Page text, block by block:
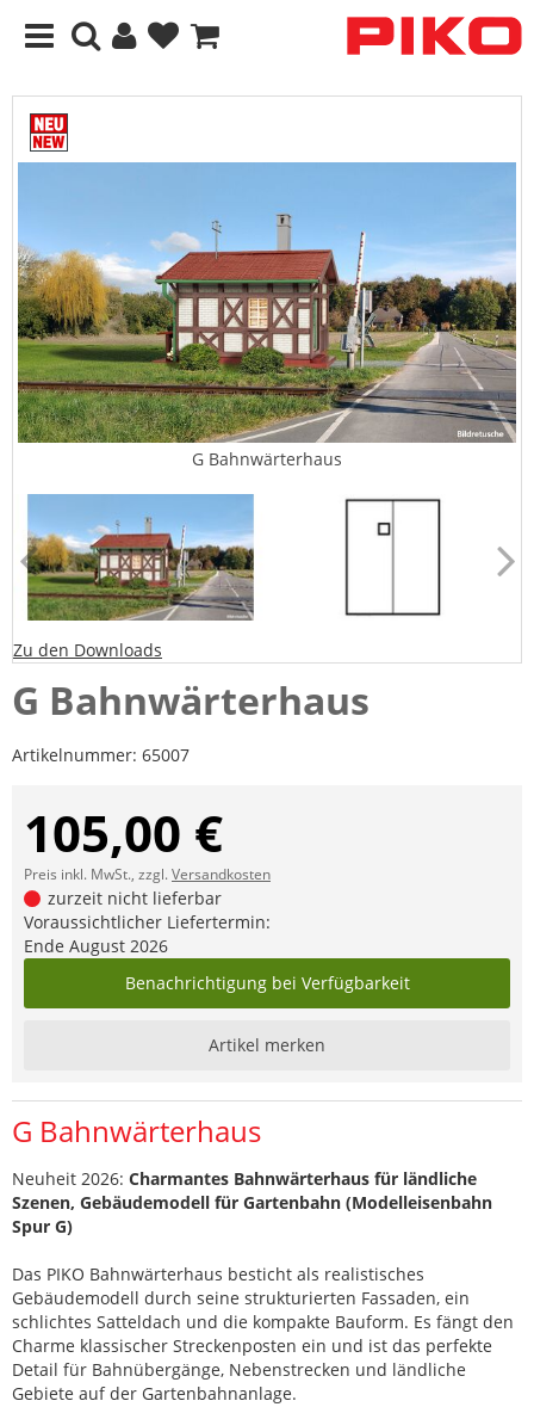
G Bahnwärterhaus
Zu den Downloads
G Bahnwärterhaus
Artikelnummer: 65007
105,00 €
Preis inkl. MwSt., zzgl.Versandkosten
zurzeit nicht lieferbar
Voraussichtlicher Liefertermin:
Ende August 2026
Benachrichtigung bei Verfügbarkeit
Artikel merken
G Bahnwärterhaus
Neuheit 2026: Charmantes Bahnwärterhaus für ländliche
Szenen, Gebäudemodell für Gartenbahn (Modelleisenbahn
Spur G)
Das PIKO Bahnwärterhaus besticht als realistisches
Gebäudemodell durch seine strukturierten Fassaden, ein
schlichtes Satteldach und die kompakte Bauform. Es fängt den
Charme klassischer Streckenposten ein und ist das perfekte
Detail für Bahnübergänge, Nebenstrecken und ländliche
Gebiete auf der Gartenbahnanlage.